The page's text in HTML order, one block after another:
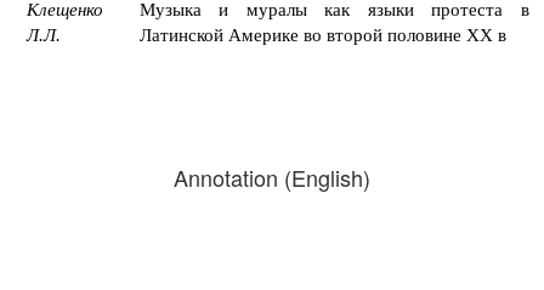
Клещенко
Л.Л.
Музыка и муралы как языки протеста в
Латинской Америке во второй половине XX в
Annotation (English)